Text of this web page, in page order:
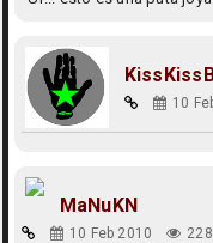
10
MaNuKN
10 Feb 2010 228